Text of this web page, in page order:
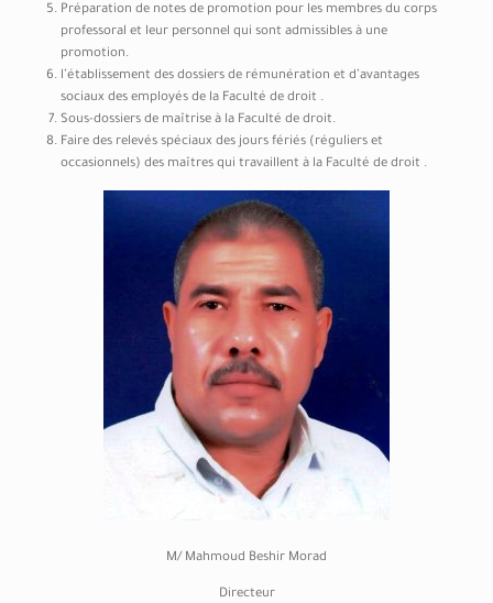
Préparation de notes de promotion pour les membres du corps
professoral et leur personnel qui sont admissibles à une
promotion.
l’établissement des dossiers de rémunération et d’avantages
sociaux des employés de la Faculté de droit .
Sous-dossiers de maîtrise à la Faculté de droit.
Faire des relevés spéciaux des jours fériés (réguliers et
occasionnels) des maîtres qui travaillent à la Faculté de droit .
M/ Mahmoud Beshir Morad
Directeur